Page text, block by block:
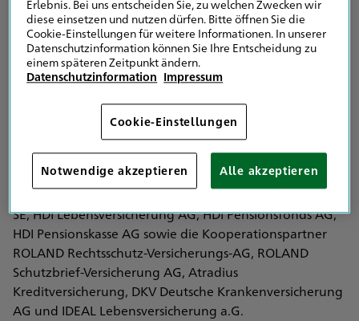
Satz 1 GewO
Vermittlerregister Registernummer: D-NE5W-VBN8Z-79
Industrie- und Handelskammer Koblenz
Vertreten werden im Bereich der
Versicherungsvermittlung ausschließlich die HDI
Versicherung AG, HDI Global SE, HDI Global Specialty
SE, HDI Lebensversicherung AG, HDI Pensionsfonds AG,
HDI Pensionskasse AG sowie die Kooperationspartner
ROLAND Rechtsschutz-Versicherungs-AG, ROLAND
Schutzbrief-Versicherung AG, Atradius
Kreditversicherung, DKV Deutsche Krankenversicherung
AG und IDEAL Lebensversicherung a.G.
Erlebnis. Bei uns entscheiden Sie, zu welchen Zwecken wir
diese einsetzen und nutzen dürfen. Bitte öffnen Sie die
Cookie-Einstellungen für weitere Informationen. In unserer
Datenschutzinformation können Sie Ihre Entscheidung zu
einem späteren Zeitpunkt ändern.
Datenschutzinformation Impressum
Cookie-Einstellungen
Notwendige akzeptieren Alle akzeptieren